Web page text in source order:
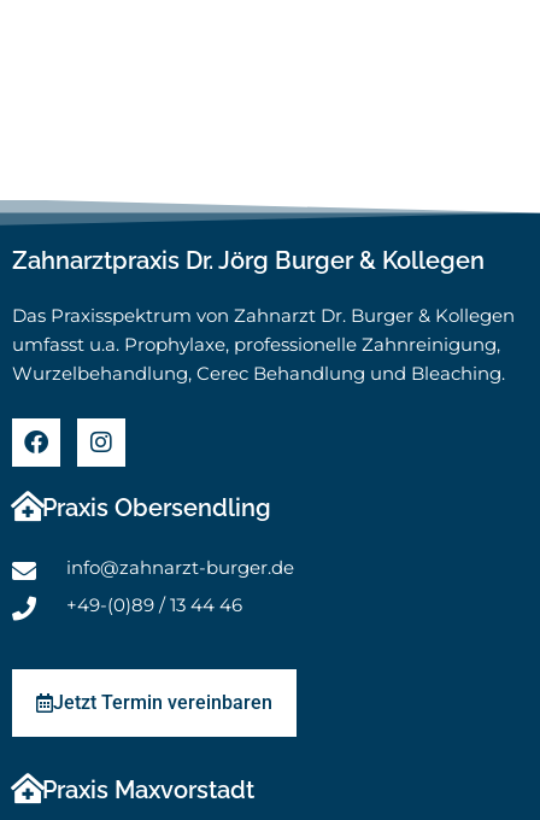
Zahnarztpraxis Dr. Jörg Burger & Kollegen
Das Praxisspektrum von Zahnarzt Dr. Burger & Kollegen
umfasst u.a. Prophylaxe, professionelle Zahnreinigung,
Wurzelbehandlung, Cerec Behandlung und Bleaching.
Praxis Obersendling
info@zahnarzt-burger.de
+49-(0)89 / 13 44 46
Jetzt Termin vereinbaren
Praxis Maxvorstadt